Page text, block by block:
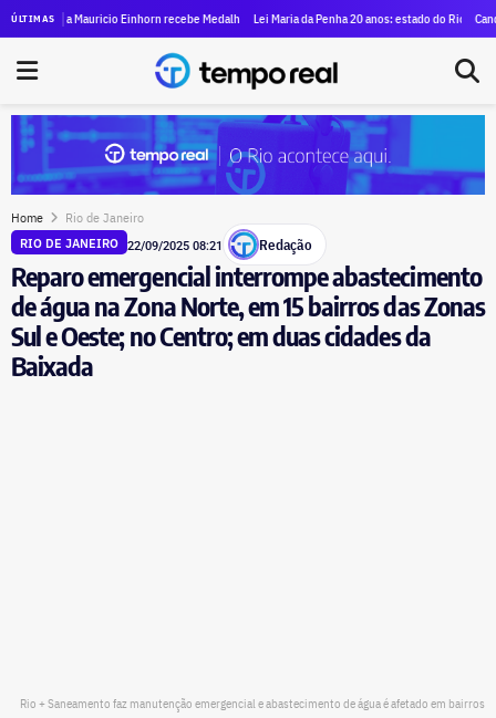
ÚLTIMASMaster pelo Itaprevi, comandado por ex-gerente do Rioprevidência que contratou ‘Careca’
Mauricio Einhorn recebe Medalha Pedro Ernesto no dia 11 na Câmara do Rio
Lei Maria da Penha 20 anos: estado do Rio tem alta em
Candidato à
Home Rio de Janeiro
RIO DE JANEIRO 22/09/2025 08:21 Redação
Reparo emergencial interrompe abastecimento
de água na Zona Norte, em 15 bairros das Zonas
Sul e Oeste; no Centro; em duas cidades da
Baixada
Rio + Saneamento faz manutenção emergencial e abastecimento de água é afetado em bairros